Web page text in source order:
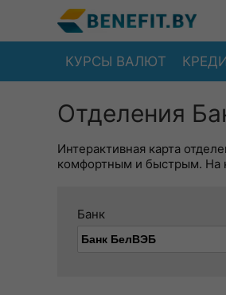
КУРСЫ ВАЛЮТ
Отделения
Интерактивная карта
комфортным и быстрым. На
Банк